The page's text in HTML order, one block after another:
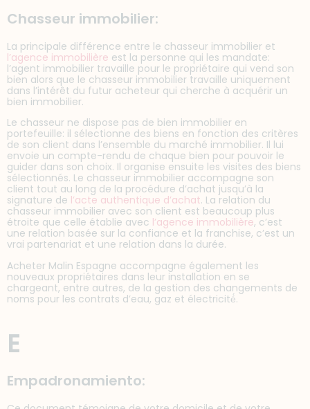
Chasseur immobilier:
La principale différence entre le chasseur immobilier et
l’agence immobilière est la personne qui les mandate:
l’agent immobilier travaille pour le propriétaire qui vend son
bien alors que le chasseur immobilier travaille uniquement
dans l’intérêt du futur acheteur qui cherche à acquérir un
bien immobilier.
Le chasseur ne dispose pas de bien immobilier en
portefeuille: il sélectionne des biens en fonction des critères
de son client dans l’ensemble du marché immobilier. Il lui
envoie un compte-rendu de chaque bien pour pouvoir le
guider dans son choix. Il organise ensuite les visites des biens
sélectionnés. Le chasseur immobilier accompagne son
client tout au long de la procédure d’achat jusqu’à la
signature de l’acte authentique d’achat. La relation du
chasseur immobilier avec son client est beaucoup plus
étroite que celle établie avec l’agence immobilière, c’est
une relation basée sur la confiance et la franchise, c’est un
vrai partenariat et une relation dans la durée.
Acheter Malin Espagne accompagne également les
nouveaux propriétaires dans leur installation en se
chargeant, entre autres, de la gestion des changements de
noms pour les contrats d’eau, gaz et électricité́.
E
Empadronamiento: